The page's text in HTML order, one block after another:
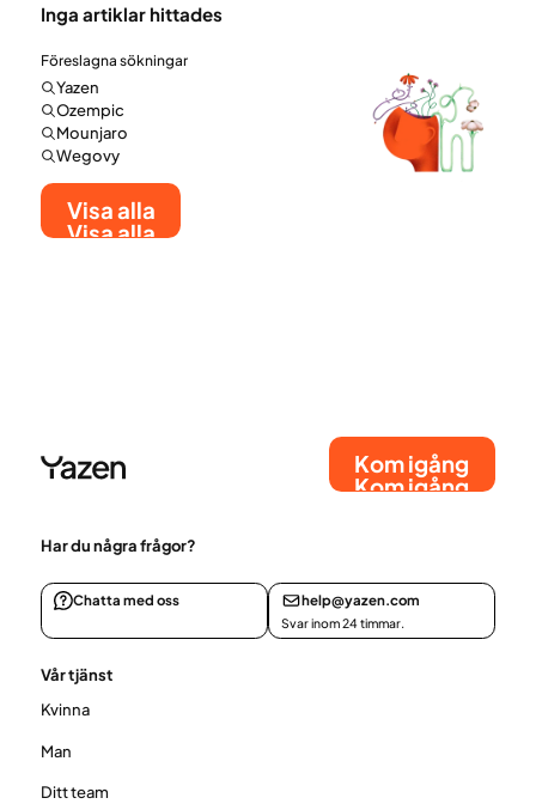
Inga artiklar hittades
Föreslagna sökningar
Yazen
Ozempic
Mounjaro
Wegovy
Visa alla
Visa alla
Kom igång
Kom igång
Har du några frågor?
Chatta med oss help@yazen.com
Svar inom 24 timmar.
Vår tjänst
Kvinna
Man
Ditt team